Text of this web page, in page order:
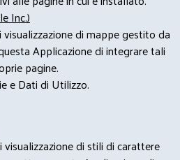
Inc.)
di mappe gestito da
Applicazione di integrare tali
pagine.
e Dati di Utilizzo.
di stili di carattere